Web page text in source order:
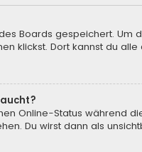
Boards gespeichert. Um
klickst. Dort kannst du alle
Online-Status während
Du wirst dann als